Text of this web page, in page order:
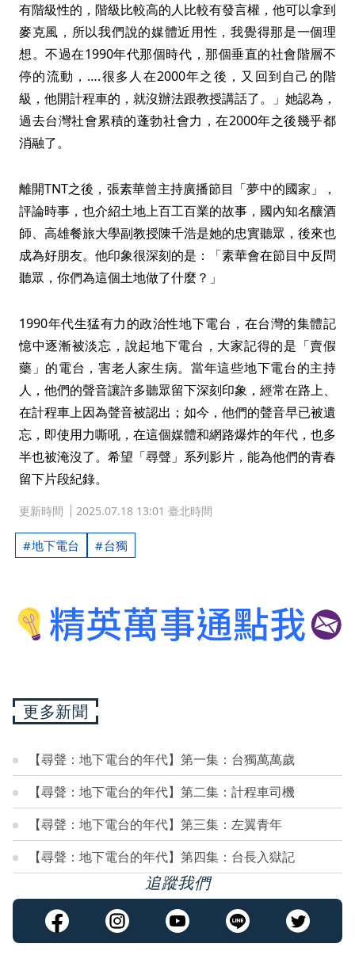
有階級性的，階級比較高的人比較有發言權，他可以拿到
麥克風，所以我們說的媒體近用性，我覺得那是一個理
想。不過在1990年代那個時代，那個垂直的社會階層不
停的流動，….很多人在2000年之後，又回到自己的階
級，他開計程車的，就沒辦法跟教授講話了。」她認為，
過去台灣社會累積的蓬勃社會力，在2000年之後幾乎都
消融了。
離開TNT之後，張素華曾主持廣播節目「夢中的國家」，
評論時事，也介紹土地上百工百業的故事，國內知名釀酒
師、高雄餐旅大學副教授陳千浩是她的忠實聽眾，後來也
成為好朋友。他印象很深刻的是：「素華會在節目中反問
聽眾，你們為這個土地做了什麼？」
1990年代生猛有力的政治性地下電台，在台灣的集體記
憶中逐漸被淡忘，說起地下電台，大家記得的是「賣假
藥」的電台，害老人家生病。當年這些地下電台的主持
人，他們的聲音讓許多聽眾留下深刻印象，經常在路上、
在計程車上因為聲音被認出；如今，他們的聲音早已被遺
忘，即使用力嘶吼，在這個媒體和網路爆炸的年代，也多
半也被淹沒了。希望「尋聲」系列影片，能為他們的青春
留下片段紀錄。
更新時間 2025.07.18 13:01 臺北時間
地下電台 台獨
更多新聞
【尋聲：地下電台的年代】第一集：台獨萬萬歲
【尋聲：地下電台的年代】第二集：計程車司機
【尋聲：地下電台的年代】第三集：左翼青年
【尋聲：地下電台的年代】第四集：台長入獄記
追蹤我們